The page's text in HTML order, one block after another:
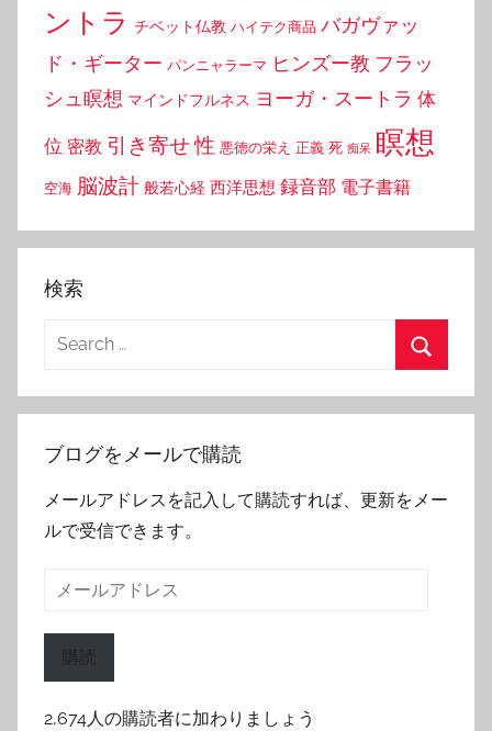
ントラ チベット仏教 ハイテク商品 バガヴァッ
ド・ギーター パンニャラーマ ヒンズー教 フラッ
シュ瞑想 マインドフルネス ヨーガ・スートラ 体
位 密教 引き寄せ性 悪徳の栄え 正義 死 痴呆 瞑想
空海 脳波計 般若心経 西洋思想 録音部 電子書籍
検索
Search
ブログをメールで購読
メールアドレスを記入して購読すれば、更新をメー
ルで受信できます。
購読
2,674人の購読者に加わりましょう